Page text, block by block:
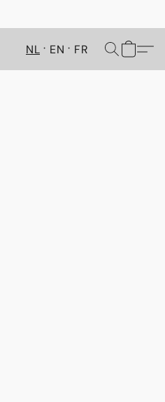
NL EN FR